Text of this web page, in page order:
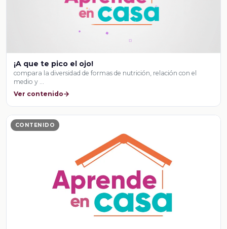
¡A que te pico el ojo!
compara la diversidad de formas de nutrición, relación con el
medio y …
Ver contenido
CONTENIDO